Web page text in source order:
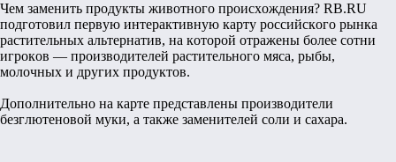
Чем заменить продукты животного происхождения? RB.RU
подготовил первую интерактивную карту российского рынка
растительных альтернатив, на которой отражены более сотни
игроков — производителей растительного мяса, рыбы,
молочных и других продуктов.
Дополнительно на карте представлены производители
безглютеновой муки, а также заменителей соли и сахара.